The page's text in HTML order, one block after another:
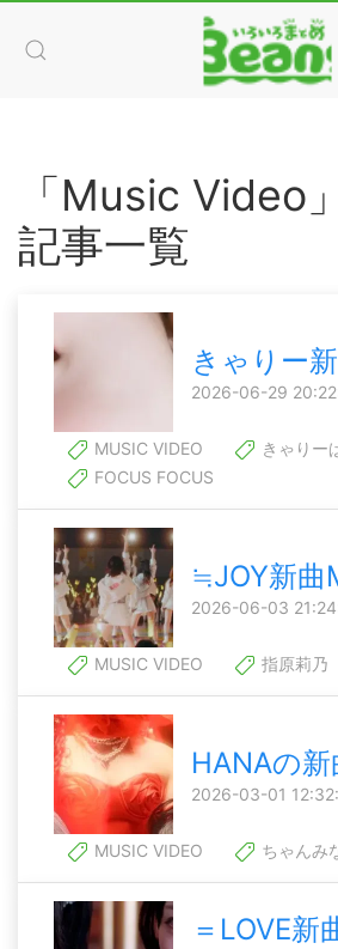
「Music Video
記事一覧
きゃりー
2026-06-29
MUSIC VIDEO
きゃりー
FOCUS FOCUS
≒JOY新曲
2026-06-03
MUSIC VIDEO 指原莉乃
HANAの新
2026-03-01
MUSIC VIDEO ちゃんみ
＝LOVE新